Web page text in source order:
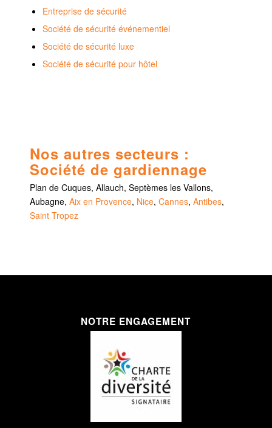
Entreprise de sécurité
Société de sécurité événementiel
Société de sécurité luxe
Société de sécurité pour hôtel
Nos autres secteurs :
Société de gardiennage
Plan de Cuques, Allauch, Septèmes les Vallons,
Aubagne, Aix en Provence, Nice, Cannes, Antibes,
Saint Tropez
NOTRE ENGAGEMENT